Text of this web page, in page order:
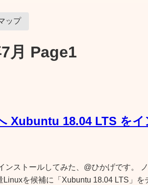
ップ
月 Page1
Xubuntu 18.04 LTS を
ンストールしてみた、@ひかげです。
Linuxを候補に「Xubuntu 18.04 LTS」を